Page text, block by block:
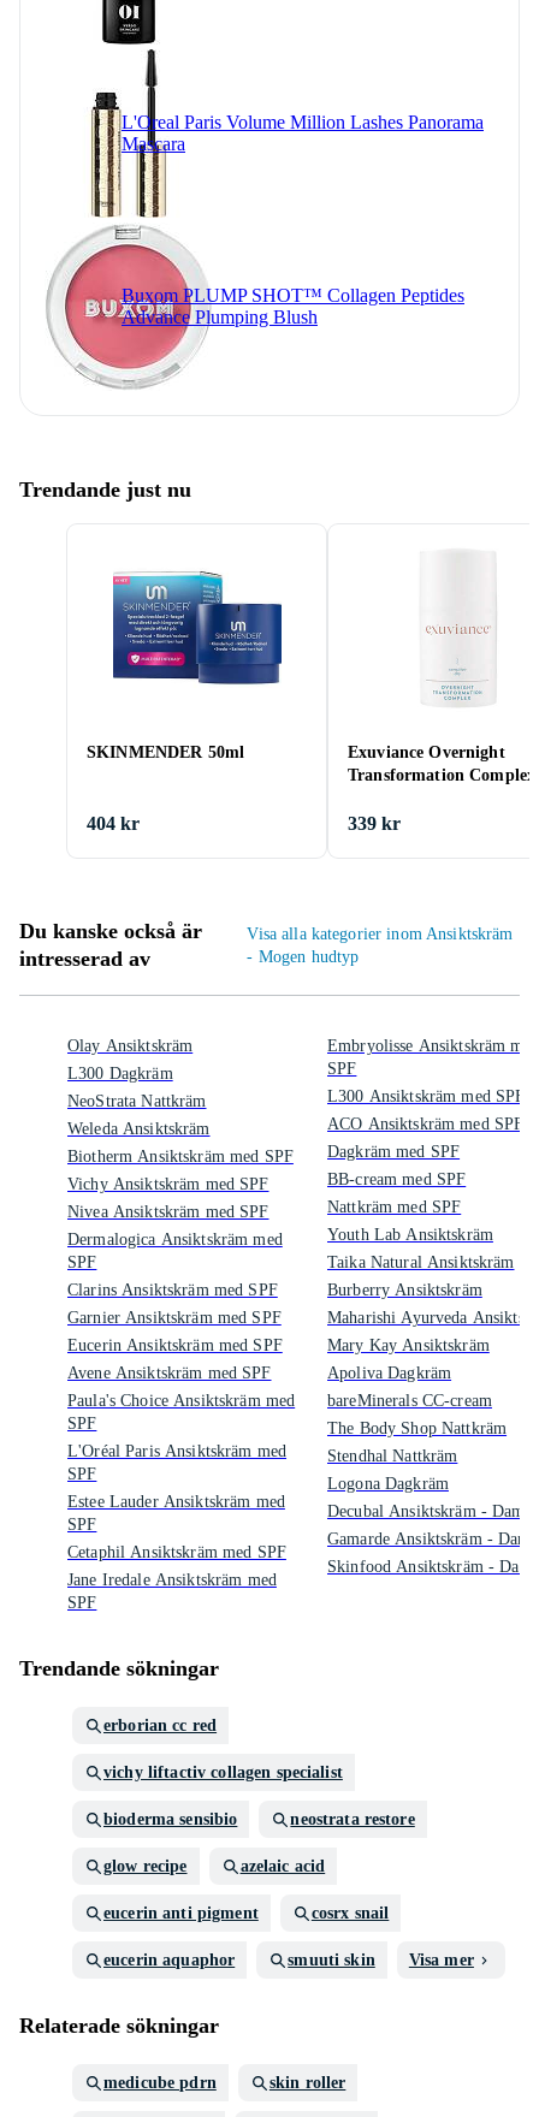
L'Oreal Paris Volume Million Lashes Panorama
Mascara
Buxom PLUMP SHOT™ Collagen Peptides
Advance Plumping Blush
Trendande just nu
SKINMENDER 50ml
404 kr
Exuviance Overnight
Transformation Complex
339 kr
Du kanske också är
intresserad av
Visa alla kategorier inom Ansiktskräm
- Mogen hudtyp
Olay Ansiktskräm
L300 Dagkräm
NeoStrata Nattkräm
Weleda Ansiktskräm
Biotherm Ansiktskräm med SPF
Vichy Ansiktskräm med SPF
Nivea Ansiktskräm med SPF
Dermalogica Ansiktskräm med
SPF
Clarins Ansiktskräm med SPF
Garnier Ansiktskräm med SPF
Eucerin Ansiktskräm med SPF
Avene Ansiktskräm med SPF
Paula's Choice Ansiktskräm med
SPF
L'Oréal Paris Ansiktskräm med
SPF
Estee Lauder Ansiktskräm med
SPF
Cetaphil Ansiktskräm med SPF
Jane Iredale Ansiktskräm med
SPF
Embryolisse Ansiktskräm med
SPF
L300 Ansiktskräm med SPF
ACO Ansiktskräm med SPF
Dagkräm med SPF
BB-cream med SPF
Nattkräm med SPF
Youth Lab Ansiktskräm
Taika Natural Ansiktskräm
Burberry Ansiktskräm
Maharishi Ayurveda
Mary Kay Ansiktskräm
Apoliva Dagkräm
bareMinerals CC-cream
The Body Shop Nattkräm
Stendhal Nattkräm
Logona Dagkräm
Decubal Ansiktskräm - Dam
Gamarde Ansiktskräm - Dam
Skinfood Ansiktskräm - Dam
Trendande sökningar
erborian cc red
vichy liftactiv collagen specialist
bioderma sensibio neostrata restore
glow recipe azelaic acid
eucerin anti pigment cosrx snail
eucerin aquaphor smuuti skin Visa mer
Relaterade sökningar
medicube pdrn skin roller